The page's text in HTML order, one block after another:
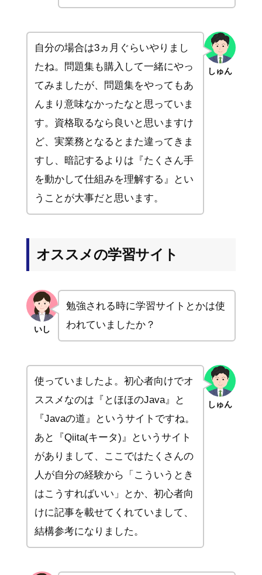
しゅん
自分の場合は3ヵ月ぐらいやりまし
たね。問題集も購入して一緒にやっ
てみましたが、問題集をやってもあ
んまり意味なかったなと思っていま
す。資格取るなら良いと思いますけ
ど、実業務となるとまた違ってきま
すし、暗記するよりは『たくさん手
を動かして仕組みを理解する』とい
うことが大事だと思います。
オススメの学習サイト
いし
勉強される時に学習サイトとかは使
われていましたか？
しゅん
使っていましたよ。初心者向けでオ
ススメなのは『とほほのJava』と
『Javaの道』というサイトですね。
あと『Qiita(キータ)』というサイト
がありまして、ここではたくさんの
人が自分の経験から「こういうとき
はこうすればいい」とか、初心者向
けに記事を載せてくれていまして、
結構参考になりました。